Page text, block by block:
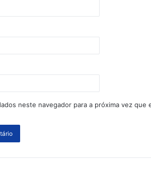
neste navegador para a próxima vez que